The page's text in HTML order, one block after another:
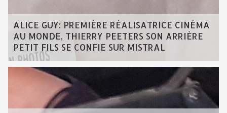
ALICE GUY: PREMIÈRE RÉALISATRICE CINÉMA
AU MONDE, THIERRY PEETERS SON ARRIÈRE
PETIT FILS SE CONFIE SUR MISTRAL